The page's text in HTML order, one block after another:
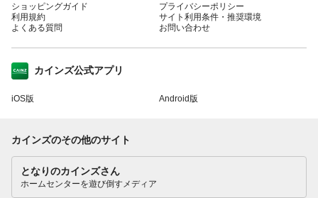
ショッピングガイド
利用規約
よくある質問
プライバシーポリシー
サイト利用条件・推奨環境
お問い合わせ
カインズ公式アプリ
iOS版 Android版
カインズのその他のサイト
となりのカインズさん
ホームセンターを遊び倒すメディア